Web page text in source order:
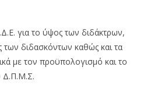
για το ύψος των διδάκτρων,
των διδασκόντων καθώς και τα
με τον προϋπολογισμό και το
Δ.Π.Μ.Σ.